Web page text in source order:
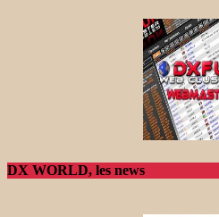
DX WORLD, les news